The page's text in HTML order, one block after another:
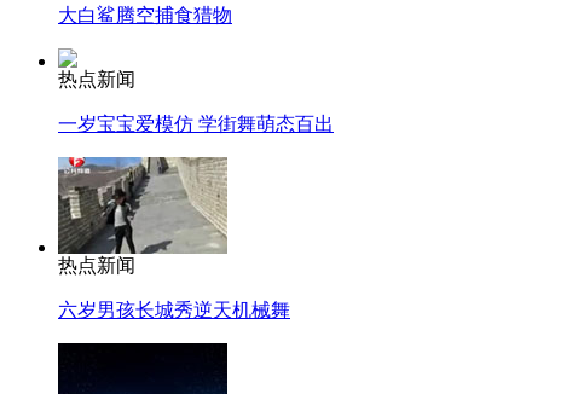
大白鲨腾空捕食猎物
热点新闻
一岁宝宝爱模仿 学街舞萌态百出
热点新闻
六岁男孩长城秀逆天机械舞